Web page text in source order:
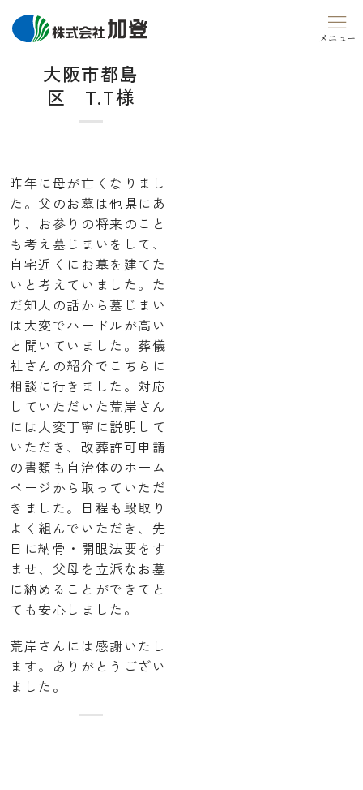
to
大阪市都島
区 T.T様
昨年に母が亡くなりまし
た。父のお墓は他県にあ
り、お参りの将来のこと
も考え墓じまいをして、
自宅近くにお墓を建てた
いと考えていました。た
だ知人の話から墓じまい
は大変でハードルが高い
と聞いていました。葬儀
社さんの紹介でこちらに
相談に行きました。対応
していただいた荒岸さん
には大変丁寧に説明して
いただき、改葬許可申請
の書類も自治体のホーム
ページから取っていただ
きました。日程も段取り
よく組んでいただき、先
日に納骨・開眼法要をす
ませ、父母を立派なお墓
に納めることができてと
ても安心しました。
荒岸さんには感謝いたし
ます。ありがとうござい
ました。